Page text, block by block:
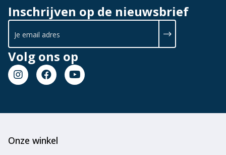
Inschrijven op de nieuwsbrief
Volg ons op
Onze winkel